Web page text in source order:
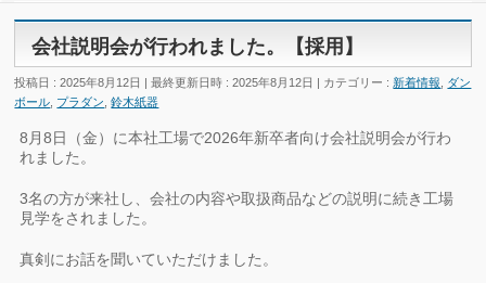
会社説明会が行われました。【採用】
投稿日 : 2025年8月12日 最終更新日時 : 2025年8月12日 カテゴリー : 新着情報
ダン
ボール プラダン ,鈴木紙器
8月8日（金）に本社工場で2026年新卒者向け会社説明会が行わ
れました。
3名の方が来社し、会社の内容や取扱商品などの説明に続き工場
見学をされました。
真剣にお話を聞いていただけました。